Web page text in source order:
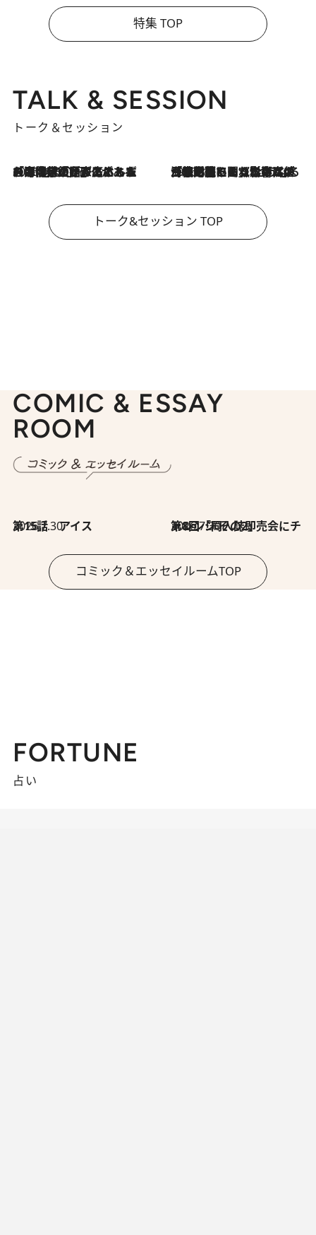
特集 TOP
TALK & SESSION
トーク＆セッション
2026.8.3
「今後値上げがあるとすれば…」「リスクがあるのは今年の冬」エネルギー専門家が語る、ホルムズ海峡封鎖が家庭にもたらす“ある心配” 2026.8.3
「住宅建てられない…」「サーチャージ料の高値が続いている」ホルムズ海峡封鎖による影響はいつまで続く？《エネルギー専門家に聞く“どうなる日本の暮らし”》
トーク&セッション TOP
COMIC & ESSAY
ROOM
2026.7.30
第15話 アイス 2026.7.30
第8回「同人誌即売会にチャレンジ その2」
コミック＆エッセイルームTOP
FORTUNE
占い